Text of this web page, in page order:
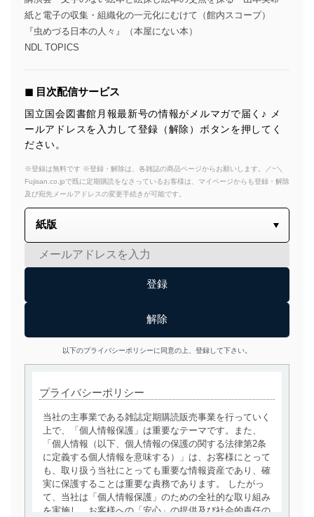
紙と電子の収集・組織化の一元化にむけて（館内スコープ）
『虫めづる日本の人々』（本屋にない本）
NDL TOPICS
◼︎ 目次配信サービス
国立国会図書館月報最新号の情報がメルマガで届く♪ メ
ールアドレスを入力して登録（解除）ボタンを押してく
ださい。
※登録は無料です ※登録・解除は、各雑誌の商品ページからお願いします。／~＼
Fujisan.co.jpで既に定期購読をなさっているお客様は、マイページからも登録・解除
及び宛先メールアドレスの変更手続きが可能です。
以下のプライバシーポリシーに同意の上、登録して下さい。
プライバシーポリシー
当社の主事業である雑誌定期購読販売事業を行っていく
上で、「個人情報保護」は重要なテーマです。また、
「個人情報（以下、個人情報の保護の関する法律第2条
に定義する個人情報を意味する）」は、お客様にとって
も、取り扱う当社にとっても重要な情報資産であり、確
実に保護することは重要な責務であります。 したがっ
て、当社は「個人情報保護」のための全社的な取り組み
を実施し、お客様への「安心」の提供及び社会的責任の